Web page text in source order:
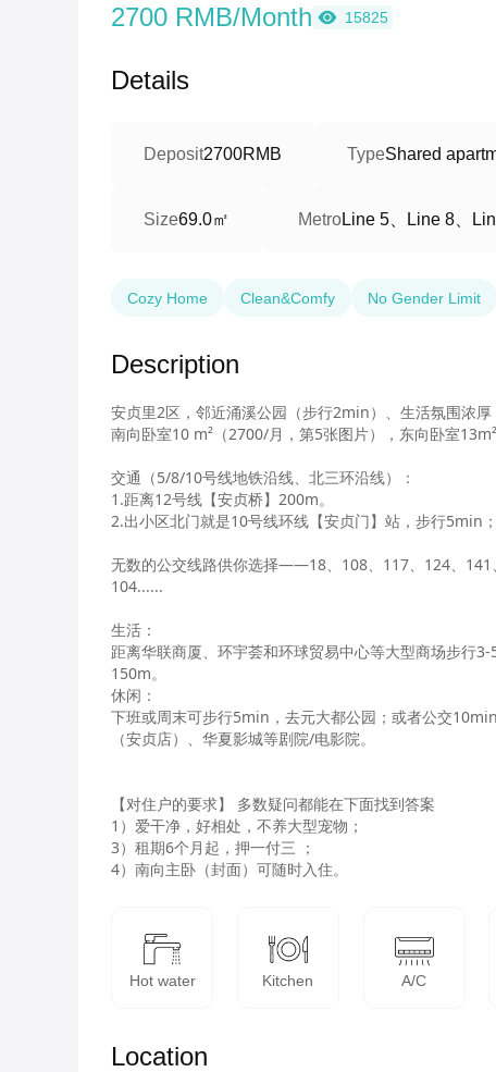
2700 RMB/Month 15825
Details
Deposit2700RMB TypeShared
Size69.0㎡ MetroLine 5、Line 8、
Cozy Home Clean&Comfy No Gender Limit
Description
安贞里2区，邻近涌溪公园（步行2min）、生活氛围浓
南向卧室10 m²（2700/月，第5张图片），东向卧室
交通（5/8/10号线地铁沿线、北三环沿线）：
1.距离12号线【安贞桥】200m。
2.出小区北门就是10号线环线【安贞门】站，步行5min
无数的公交线路供你选择——18、108、117、124、141
104......
生活：
距离华联商厦、环宇荟和环球贸易中心等大型商场步行
150m。
休闲：
下班或周末可步行5min，去元大都公园；或者公交
（安贞店）、华夏影城等剧院/电影院。
【对住户的要求】 多数疑问都能在下面找到答案
1）爱干净，好相处，不养大型宠物；
3）租期6个月起，押一付三 ；
4）南向主卧（封面）可随时入住。
Hot water Kitchen A/C
Location